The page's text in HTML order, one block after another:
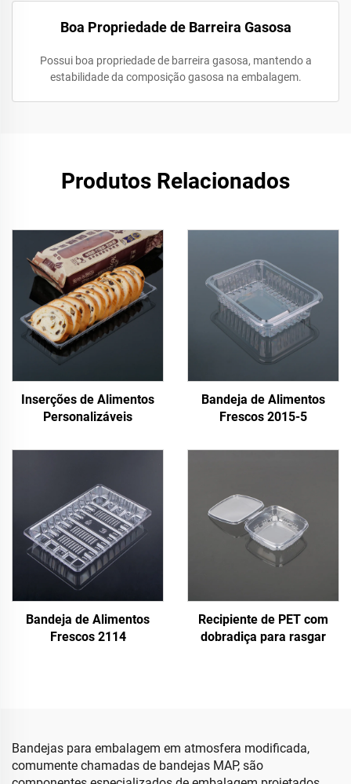
Boa Propriedade de Barreira Gasosa
Possui boa propriedade de barreira gasosa, mantendo a
estabilidade da composição gasosa na embalagem.
Produtos Relacionados
Inserções de Alimentos
Personalizáveis
Bandeja de Alimentos
Frescos 2015-5
Bandeja de Alimentos
Frescos 2114
Recipiente de PET com
dobradiça para rasgar
Bandejas para embalagem em atmosfera modificada,
comumente chamadas de bandejas MAP, são